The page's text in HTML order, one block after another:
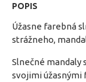
POPIS
Úžasne farebná
strážneho,
Slnečné mandaly
svojimi úžasnými